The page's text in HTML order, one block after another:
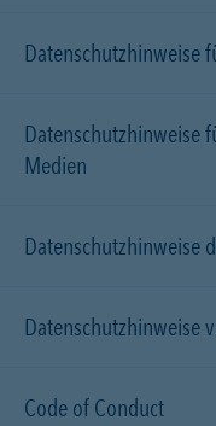
Datenschutzhinweise
Datenschutzhinweise
Medien
Datenschutzhinweise
Datenschutzhinweise
Code of Conduct